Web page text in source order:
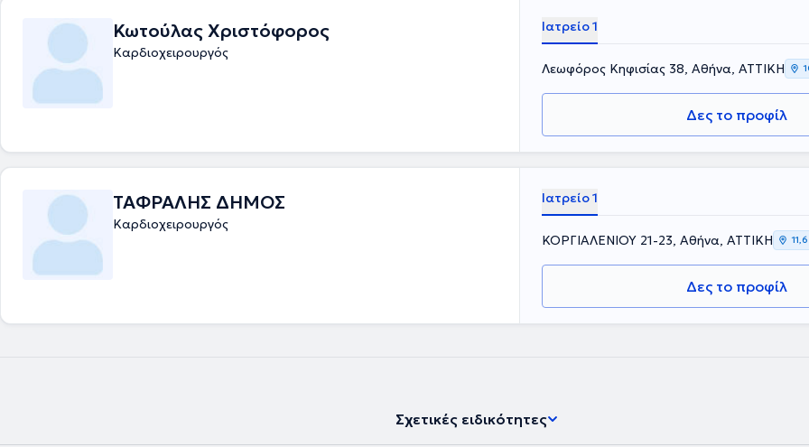
Κωτούλας Χριστόφορος
Καρδιοχειρουργός
Ιατρείο 1
Λεωφόρος Κηφισίας 38, Αθήνα, ΑΤΤΙΚΗ
Δες το προφίλ
ΤΑΦΡΑΛΗΣ ΔΗΜΟΣ
Καρδιοχειρουργός
Ιατρείο 1
ΚΟΡΓΙΑΛΕΝΙΟΥ 21-23, Αθήνα, ΑΤΤΙΚΗ
Δες το προφίλ
Σχετικές ειδικότητες